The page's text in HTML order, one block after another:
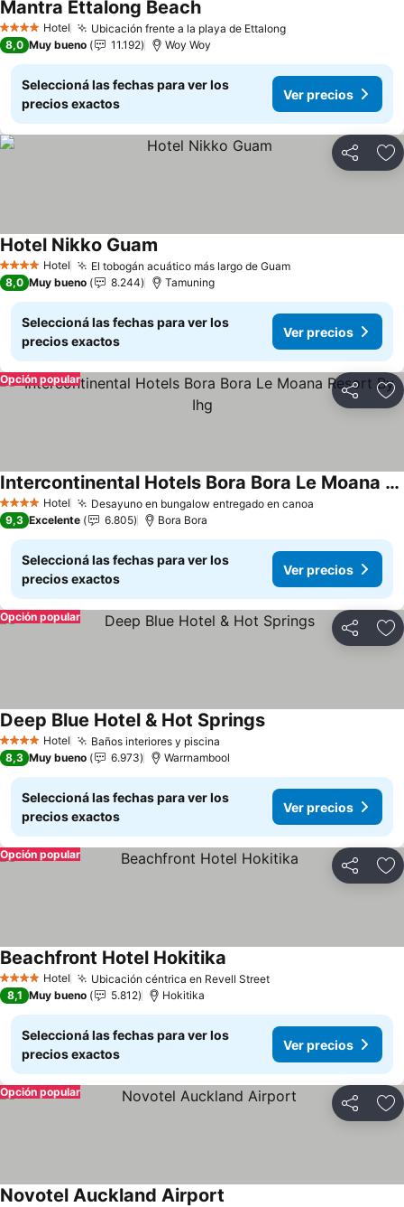
4 EstrellasHotel Ubicación frente a la playa de EttalongVer precios
Mantra Ettalong BeachVer precios
8,0 Muy bueno 11.192 Woy Woy
Seleccioná las fechas para ver los
precios exactos
Ver precios
Compartir
4 EstrellasHotel El tobogán acuático más largo de GuamVer precios
Hotel Nikko Guam
8,0 Muy bueno 8.244 Tamuning
Seleccioná las fechas para ver los
precios exactos
Ver precios
Compartir
Opción popular
4 EstrellasHotel Desayuno en bungalow entregado en canoa
Intercontinental Hotels Bora Bora Le Moana Resort By Ihg
Ver precios
9,3 Excelente 6.805 Bora Bora
Seleccioná las fechas para ver los
precios exactos
Ver precios
Compartir
Opción popular
4 EstrellasHotel Baños interiores y piscina
Deep Blue Hotel & Hot SpringsVer precios
8,3 Muy bueno 6.973 Warrnambool
Seleccioná las fechas para ver los
precios exactos
Ver precios
Compartir
Opción popular
4 EstrellasHotel Ubicación céntrica en Revell StreetVer precios
Beachfront Hotel Hokitika
8,1 Muy bueno 5.812 Hokitika
Seleccioná las fechas para ver los
precios exactos
Ver precios
Compartir
Opción popular
Novotel Auckland Airport